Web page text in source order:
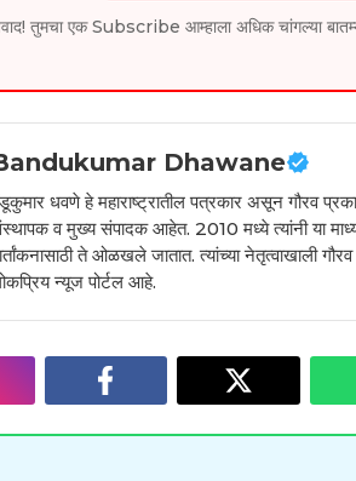
तुमचा एक Subscribe आम्हाला अधिक चांगल्या
Dhawane
धवणे हे महाराष्ट्रातील पत्रकार असून गौरव
व मुख्य संपादक आहेत. 2010 मध्ये त्यांनी या
ते ओळखले जातात. त्यांच्या नेतृत्वाखाली
न्यूज पोर्टल आहे.